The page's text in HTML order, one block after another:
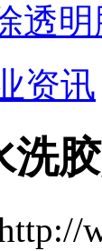
透
资讯
洗